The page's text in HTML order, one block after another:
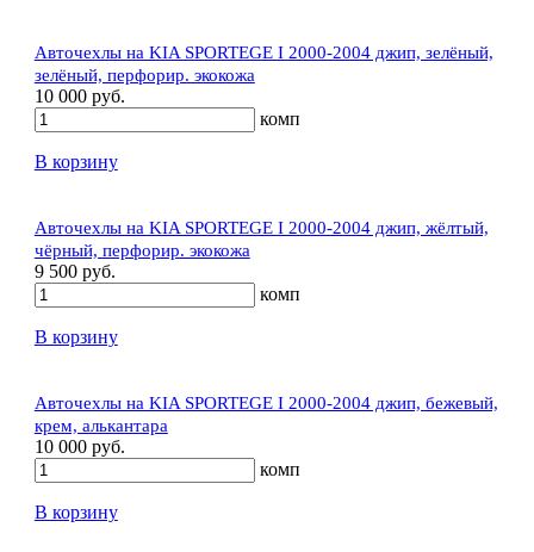
Авточехлы на KIA SPORTEGE I 2000-2004 джип, зелёный,
зелёный, перфорир. экокожа
10 000 руб.
комп
В корзину
Авточехлы на KIA SPORTEGE I 2000-2004 джип, жёлтый,
чёрный, перфорир. экокожа
9 500 руб.
комп
В корзину
Авточехлы на KIA SPORTEGE I 2000-2004 джип, бежевый,
крем, алькантара
10 000 руб.
комп
В корзину